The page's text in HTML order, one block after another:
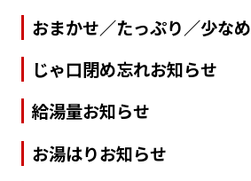
おまかせ／たっぷり／少なめ
じゃ口閉め忘れお知らせ
給湯量お知らせ
お湯はりお知らせ